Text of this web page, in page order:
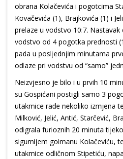
obrana Kolačevića i pogotcima
Kovačevića (1), Brajkovića (1) i
prelaze u vodstvo 10:7.
vodstvo od 4 pogotka prednosti
pada u posljednjim minutama
odlaze pri vodstvu od “samo”
Neizvjesno je bilo i u prvih 10
su Gospićani postigli samo 3
utakmice rade nekoliko izmjena
Milković, Jelić, Antić, Starčević,
odigrala furioznih 20 minuta
sigurnijem golmanu Kolačeviću,
utakmice odličnom Stipetiću,